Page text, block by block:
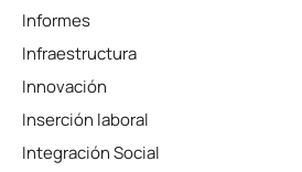
Informes
Infraestructura
Innovación
Inserción laboral
Integración Social